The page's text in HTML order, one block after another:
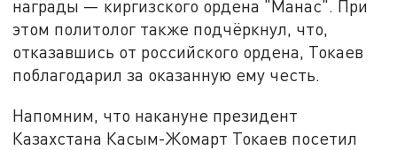
награды — киргизского ордена "Манас". При
этом политолог также подчёркнул, что,
отказавшись от российского ордена, Токаев
поблагодарил за оказанную ему честь.
Напомним, что накануне президент
Казахстана Касым-Жомарт Токаев посетил